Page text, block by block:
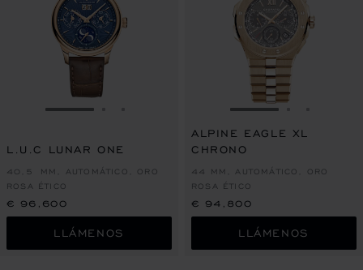
IR A LA DIAPOSITIVA 1
IR A LA DIAPOSITIVA 2
IR A LA DIAPOSITIVA 3
L.U.C LUNAR ONE
40,5 MM, AUTOMÁTICO, ORO
ROSA ÉTICO
€ 96,600
LLÁMENOS
IR A LA
ALPINE EAGLE XL
CHRONO
44 MM, AUTOMÁTICO, ORO
ROSA ÉTICO
€ 94,800
LLÁMENOS